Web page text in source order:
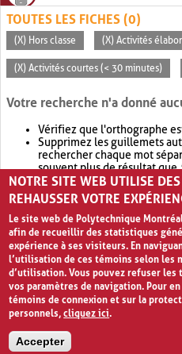
TOUTES LES FICHES (0)
(X) Hors classe (X) Activités
(X) Activités courtes (< 30 minutes)
Votre recherche n'a donné
Vérifiez que l'orthographe
Supprimez les guillemets
rechercher chaque mot
souvent plus de résultat que
Envisagez d'élargir votre
retournera souvent plus de
NOTRE SITE WEB UTILISE
REHAUSSER VOTRE
Le site web de Polytechnique
afin de recueillir des statistiques
expérience à ses visiteurs. En
l’utilisation de ces témoins selon les
d’utilisation. Vous pouvez refuser
vos paramètres de navigation. Pour
témoins de connexion et sur la
personnels,cliquez ici.
Accepter